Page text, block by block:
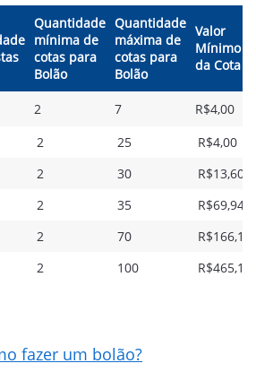
Quantidade
mínima de
cotas para
Bolão
Quantidade
máxima de
cotas para
Bolão
Valor
Mínimo
da Cota
2 7
R$4,00
2 25
R$4,00
2 30
R$13,60
2 35
R$69,94
2 70
R$166,11
2 100 R$465,12
fazer um bolão?